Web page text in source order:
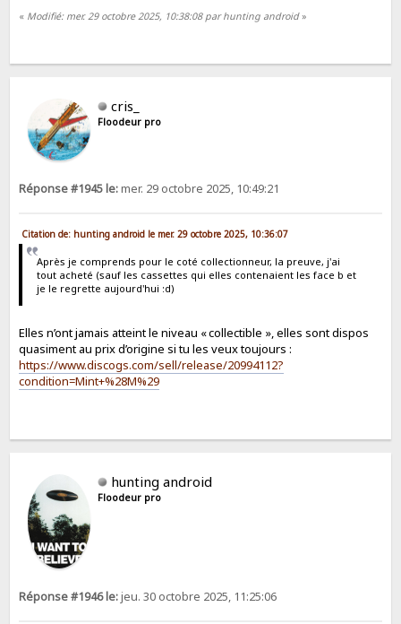
« Modifié: mer. 29 octobre 2025, 10:38:08 par hunting android»
cris_
Floodeur pro
Réponse #1945 le:mer. 29 octobre 2025, 10:49:21
Citation de: hunting android le mer. 29 octobre 2025, 10:36:07
Après je comprends pour le coté collectionneur, la preuve, j'ai
tout acheté (sauf les cassettes qui elles contenaient les face b et
je le regrette aujourd'hui :d)
Elles n’ont jamais atteint le niveau « collectible », elles sont dispos
quasiment au prix d’origine si tu les veux toujours :
https://www.discogs.com/sell/release/20994112?
condition=Mint+%28M%29
hunting android
Floodeur pro
Réponse #1946 le:jeu. 30 octobre 2025, 11:25:06